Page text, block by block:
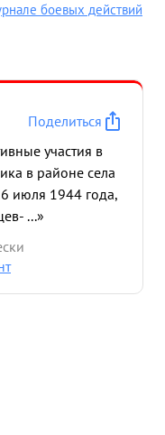
боевых действий
Поделиться
участия в
в районе села
июля 1944 года,
...»